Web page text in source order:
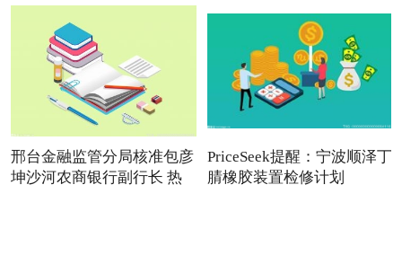
邢台金融监管分局核准包彦
坤沙河农商银行副行长 热
PriceSeek提醒：宁波顺泽丁
腈橡胶装置检修计划